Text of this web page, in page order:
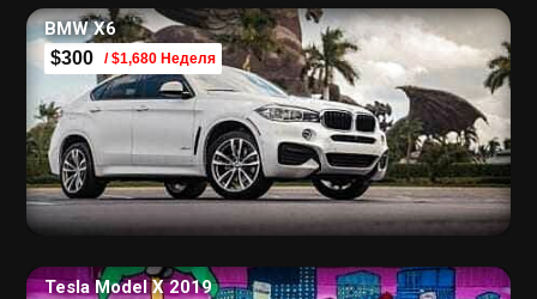
BMW X6
$300 / $1,680 Неделя
Tesla Model X 2019